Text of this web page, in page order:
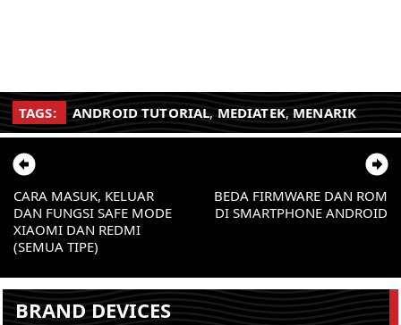
TAGS: ANDROID TUTORIAL, MEDIATEK, MENARIK
BEDA FIRMWARE DAN ROM
DI SMARTPHONE ANDROID
CARA MASUK, KELUAR
DAN FUNGSI SAFE MODE
XIAOMI DAN REDMI
(SEMUA TIPE)
BRAND DEVICES